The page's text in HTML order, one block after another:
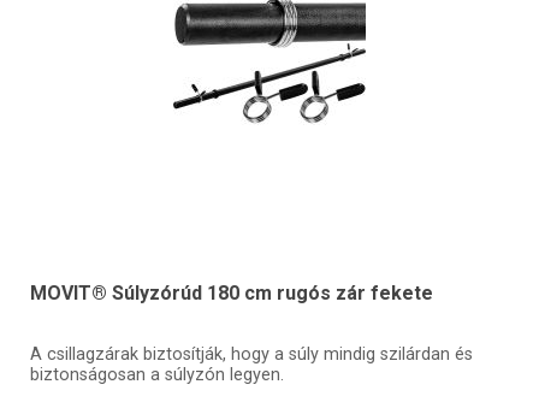
MOVIT® Súlyzórúd 180 cm rugós zár fekete
A csillagzárak biztosítják, hogy a súly mindig szilárdan és
biztonságosan a súlyzón legyen.